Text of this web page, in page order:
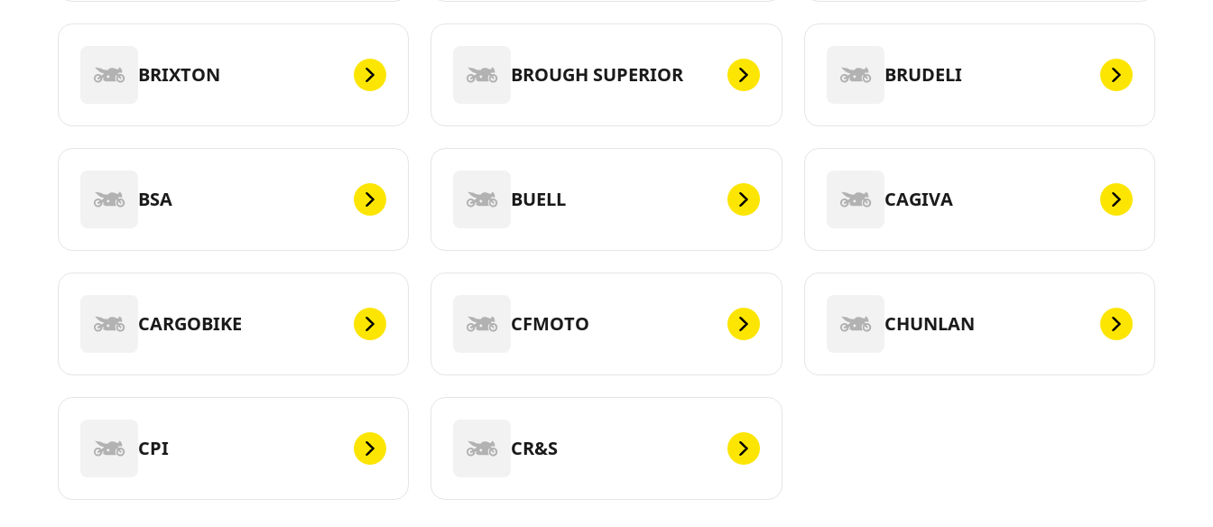
BRIXTON BROUGH SUPERIOR BRUDELI
BSA BUELL CAGIVA
CARGOBIKE CFMOTO CHUNLAN
CPI CR&S